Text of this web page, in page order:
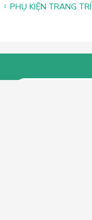
PHỤ KIỆN TRANG TRÍ